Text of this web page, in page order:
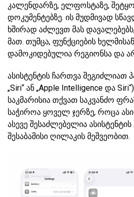
კალენდარზე, ელფოსტაზე,
დოკუმენტებზე. ის მუდმივად
ხშირად აძლევთ მას
მათ. თუმცა, ფუნქციების
დამოკიდებულია რეგიონსა და
ასისტენტის ჩართვა შეგიძლიათ
„Siri“ ან „Apple Intelligence და
საკმარისია თქვათ საკვანძო
საჭიროა ყოველ ჯერზე, როცა
ასევე შესაძლებელია ასისტენტის
შესაბამისი ღილაკის მეშვეობით.